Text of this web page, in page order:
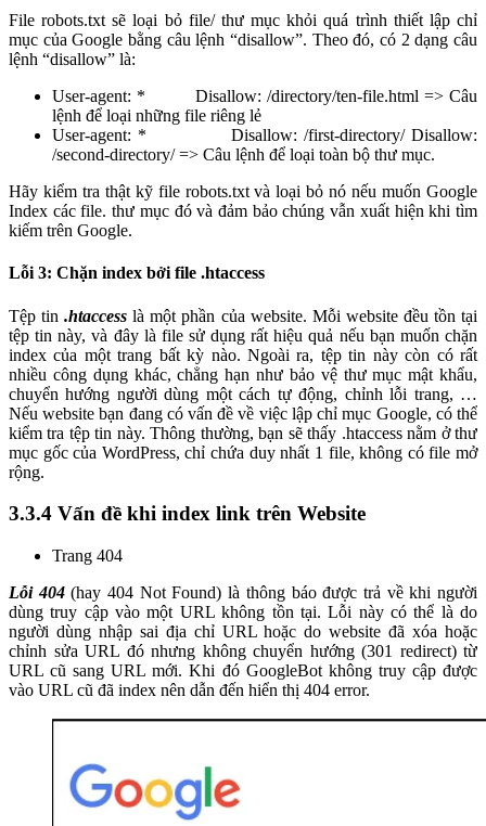
File robots.txt sẽ loại bỏ file/ thư mục khỏi quá trình thiết lập chỉ
mục của Google bằng câu lệnh “disallow”. Theo đó, có 2 dạng câu
lệnh “disallow” là:
User-agent: * Disallow: /directory/ten-file.html => Câu
lệnh để loại những file riêng lẻ
User-agent: * Disallow: /first-directory/ Disallow:
/second-directory/ => Câu lệnh để loại toàn bộ thư mục.
Hãy kiểm tra thật kỹ file robots.txt và loại bỏ nó nếu muốn Google
Index các file. thư mục đó và đảm bảo chúng vẫn xuất hiện khi tìm
kiếm trên Google.
Lỗi 3: Chặn index bởi file .htaccess
Tệp tin.htaccess là một phần của website. Mỗi website đều tồn tại
tệp tin này, và đây là file sử dụng rất hiệu quả nếu bạn muốn chặn
index của một trang bất kỳ nào. Ngoài ra, tệp tin này còn có rất
nhiều công dụng khác, chẳng hạn như bảo vệ thư mục mật khẩu,
chuyển hướng người dùng một cách tự động, chỉnh lỗi trang, …
Nếu website bạn đang có vấn đề về việc lập chỉ mục Google, có thể
kiểm tra tệp tin này. Thông thường, bạn sẽ thấy .htaccess nằm ở thư
mục gốc của WordPress, chỉ chứa duy nhất 1 file, không có file mở
rộng.
3.3.4 Vấn đề khi index link trên Website
Trang 404
Lỗi 404(hay 404 Not Found) là thông báo được trả về khi người
dùng truy cập vào một URL không tồn tại. Lỗi này có thể là do
người dùng nhập sai địa chỉ URL hoặc do website đã xóa hoặc
chỉnh sửa URL đó nhưng không chuyển hướng (301 redirect) từ
URL cũ sang URL mới. Khi đó GoogleBot không truy cập được
vào URL cũ đã index nên dẫn đến hiển thị 404 error.